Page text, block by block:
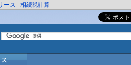
ース 相続税計算